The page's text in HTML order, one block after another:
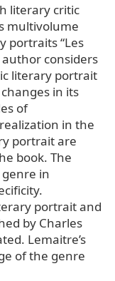
literary critic
multivolume
portraits “Les
author considers
literary portrait
in its
of
in the
portrait are
book. The
in
portrait and
by Charles
Lemaitre’s
of the genre